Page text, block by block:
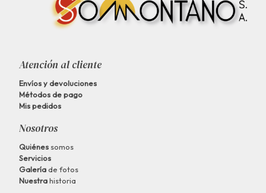
Atención al cliente
Envíos y devoluciones
Métodos de pago
Mis pedidos
Nosotros
Quiénes somos
Servicios
Galería de fotos
Nuestrahistoria